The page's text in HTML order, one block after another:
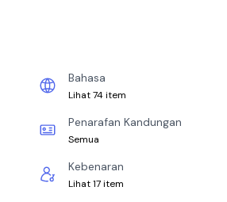
Bahasa
Lihat 74 item
Penarafan Kandungan
Semua
Kebenaran
Lihat 17 item